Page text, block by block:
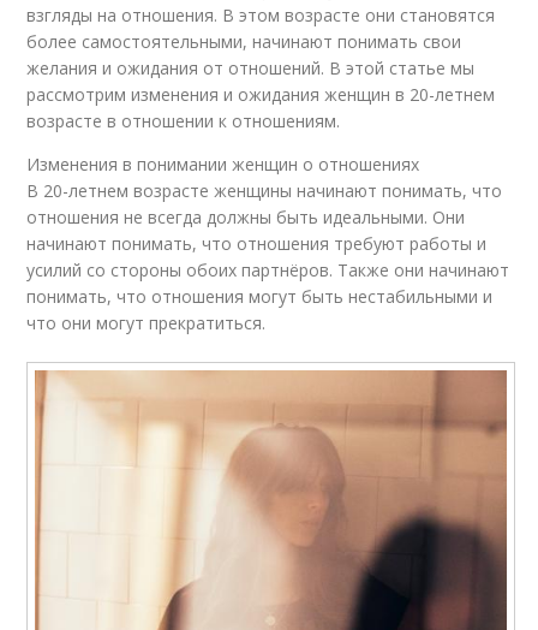
отношениях
Сети в отношениях
Равенства в
отношениях
Отношения в зрелом
возрасте
Зрелые отношения
Отношения с внуками
Отношения с
коллегами
Гармония в
отношениях
взгляды на отношения. В этом возрасте они становятся
более самостоятельными, начинают понимать свои
желания и ожидания от отношений. В этой статье мы
рассмотрим изменения и ожидания женщин в 20-летнем
возрасте в отношении к отношениям.
Изменения в понимании женщин о отношениях
В 20-летнем возрасте женщины начинают понимать, что
отношения не всегда должны быть идеальными. Они
начинают понимать, что отношения требуют работы и
усилий со стороны обоих партнёров. Также они начинают
понимать, что отношения могут быть нестабильными и
что они могут прекратиться.